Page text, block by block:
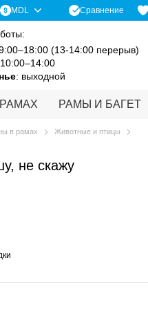
MDL Сравнение
(13-14:00 перерыв)
10:00–14:00
: выходной
РАМЫ И БАГЕТ
в рамах
Животные и птицы
не скажу